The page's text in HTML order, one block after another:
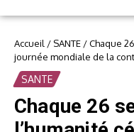
Accueil / SANTE /Chaque
journée mondiale de la
SANTE
Chaque 26